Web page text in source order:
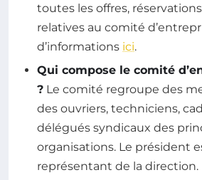
toutes les offres,
relatives au comité
d’informations ici.
Qui compose le comité
? Le comité regroupe des
des ouvriers, techniciens,
délégués syndicaux des
organisations. Le président
représentant de la direction.